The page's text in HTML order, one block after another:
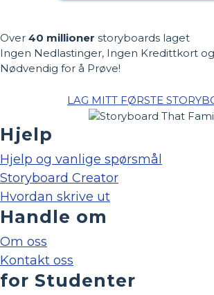
Over 40 millioner storyboards laget
Ingen Nedlastinger, Ingen Kredittkort
Nødvendig for å Prøve!
LAG MITT FØRSTE
Hjelp
Hjelp og vanlige spørsmål
Storyboard Creator
Hvordan skrive ut
Handle om
Om oss
Kontakt oss
for Studenter